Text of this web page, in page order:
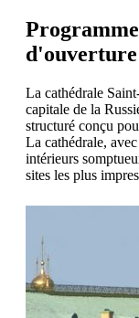
d'ouverture
La cathédrale
capitale de la
structuré conçu
La cathédrale,
intérieurs
sites les plus